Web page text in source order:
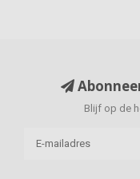
Blijf op de